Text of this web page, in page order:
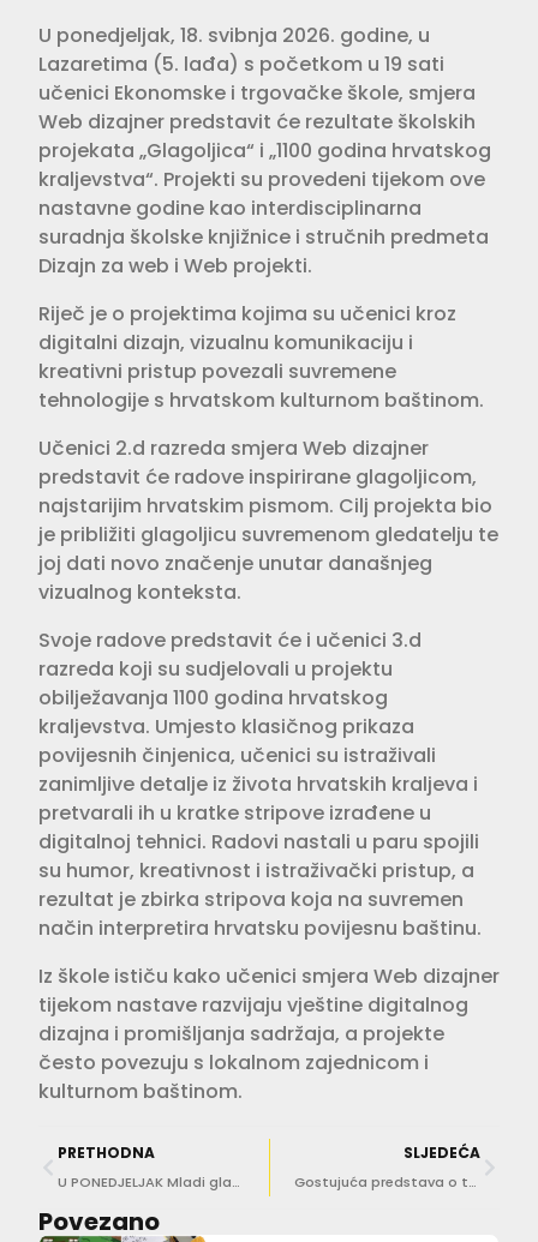
U ponedjeljak, 18. svibnja 2026. godine, u
Lazaretima (5. lađa) s početkom u 19 sati
učenici Ekonomske i trgovačke škole, smjera
Web dizajner predstavit će rezultate školskih
projekata „Glagoljica“ i „1100 godina hrvatskog
kraljevstva“. Projekti su provedeni tijekom ove
nastavne godine kao interdisciplinarna
suradnja školske knjižnice i stručnih predmeta
Dizajn za web i Web projekti.
Riječ je o projektima kojima su učenici kroz
digitalni dizajn, vizualnu komunikaciju i
kreativni pristup povezali suvremene
tehnologije s hrvatskom kulturnom baštinom.
Učenici 2.d razreda smjera Web dizajner
predstavit će radove inspirirane glagoljicom,
najstarijim hrvatskim pismom. Cilj projekta bio
je približiti glagoljicu suvremenom gledatelju te
joj dati novo značenje unutar današnjeg
vizualnog konteksta.
Svoje radove predstavit će i učenici 3.d
razreda koji su sudjelovali u projektu
obilježavanja 1100 godina hrvatskog
kraljevstva. Umjesto klasičnog prikaza
povijesnih činjenica, učenici su istraživali
zanimljive detalje iz života hrvatskih kraljeva i
pretvarali ih u kratke stripove izrađene u
digitalnoj tehnici. Radovi nastali u paru spojili
su humor, kreativnost i istraživački pristup, a
rezultat je zbirka stripova koja na suvremen
način interpretira hrvatsku povijesnu baštinu.
Iz škole ističu kako učenici smjera Web dizajner
tijekom nastave razvijaju vještine digitalnog
dizajna i promišljanja sadržaja, a projekte
često povezuju s lokalnom zajednicom i
kulturnom baštinom.
PRETHODNA
U PONEDJELJAK Mladi glazbenici iz Dubrovnika i Osijeka izvode komičnu operu “Služavka gospodarica”
SLJEDEĆA
Gostujuća predstava o tajnom životu slavnog slikara Salvadora Dalija
Povezano